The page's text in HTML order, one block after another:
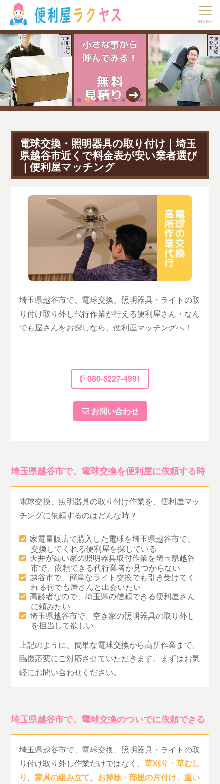
電球交換・照明器具の取り付け｜埼玉
県越谷市近くで料金表が安い業者選び
｜便利屋マッチング
埼玉県越谷市で、電球交換、照明器具・ライトの取
り付け取り外し代行作業が行える便利屋さん・なん
でも屋さんをお探しなら、便利屋マッチングへ！
080-5227-4991
お問い合わせ
埼玉県越谷市で、電球交換を便利屋に依頼する時
電球交換、照明器具の取り付け作業を、便利屋マッ
チングに依頼するのはどんな時？
家電量販店で購入した電球を埼玉県越谷市で、
交換してくれる便利屋を探している
天井が高い家の照明器具取付作業を埼玉県越谷
市で、依頼できる代行業者が見つからない
越谷市で、簡単なライト交換でも引き受けてく
れる何でも屋さんと出会いたい
高齢者なので、埼玉県の信頼できる便利屋さん
に頼みたい
埼玉県越谷市で、空き家の照明器具の取り外し
を担当して欲しい
上記のように、簡単な電球交換から高所作業まで、
臨機応変にご対応させていただきます。まずはお気
軽にお問い合わせください。
埼玉県越谷市で、電球交換のついでに依頼できる
埼玉県越谷市で、電球交換、照明器具・ライトの取
り付け取り外し作業だけではなく、草刈り・草むし
り 、家具の組み立て、 お掃除・部屋の片付け、重い